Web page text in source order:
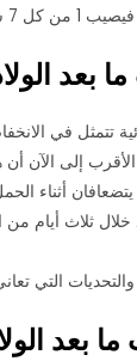
الولادة.
بعد
تتمثل في
الأقرب إلى الآن
أثناء
خلال ثلاث أيام من
التي
بعد